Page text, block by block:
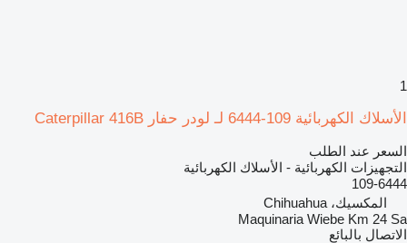
1
الأسلاك الكهربائية 109-6444 لـ لودر حفار Caterpillar 416B
السعر عند الطلب
التجهيزات الكهربائية - الأسلاك الكهربائية
109-6444
المكسيك، Chihuahua
Maquinaria Wiebe Km 24 Sa
الاتصال بالبائع